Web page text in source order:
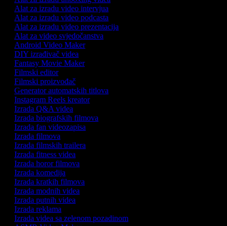
Alat za izradu video intervjua
Alat za izradu video podcasta
Alat za izradu video prezentacija
Alat za video svjedočanstva
Android Video Maker
DIY izrađivač videa
Fantasy Movie Maker
Filmski editor
Filmski proizvođač
Generator automatskih titlova
Instagram Reels kreator
Izrada Q&A videa
Izrada biografskih filmova
Izrada fan videozapisa
Izrada filmova
Izrada filmskih trailera
Izrada fitness videa
Izrada horor filmova
Izrada komedija
Izrada kratkih filmova
Izrada modnih videa
Izrada putnih videa
Izrada reklama
Izrada videa sa zelenom pozadinom